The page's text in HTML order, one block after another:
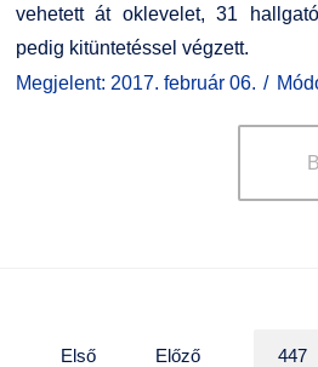
vehetett át oklevelet, 31
pedig kitüntetéssel végzett.
Megjelent: 2017. február 06.
Első Előző 447